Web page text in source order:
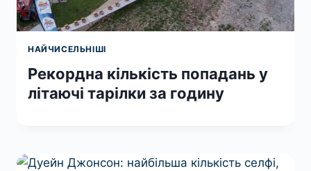
НАЙЧИСЕЛЬНІШІ
Рекордна кількість попадань у
літаючі тарілки за годину